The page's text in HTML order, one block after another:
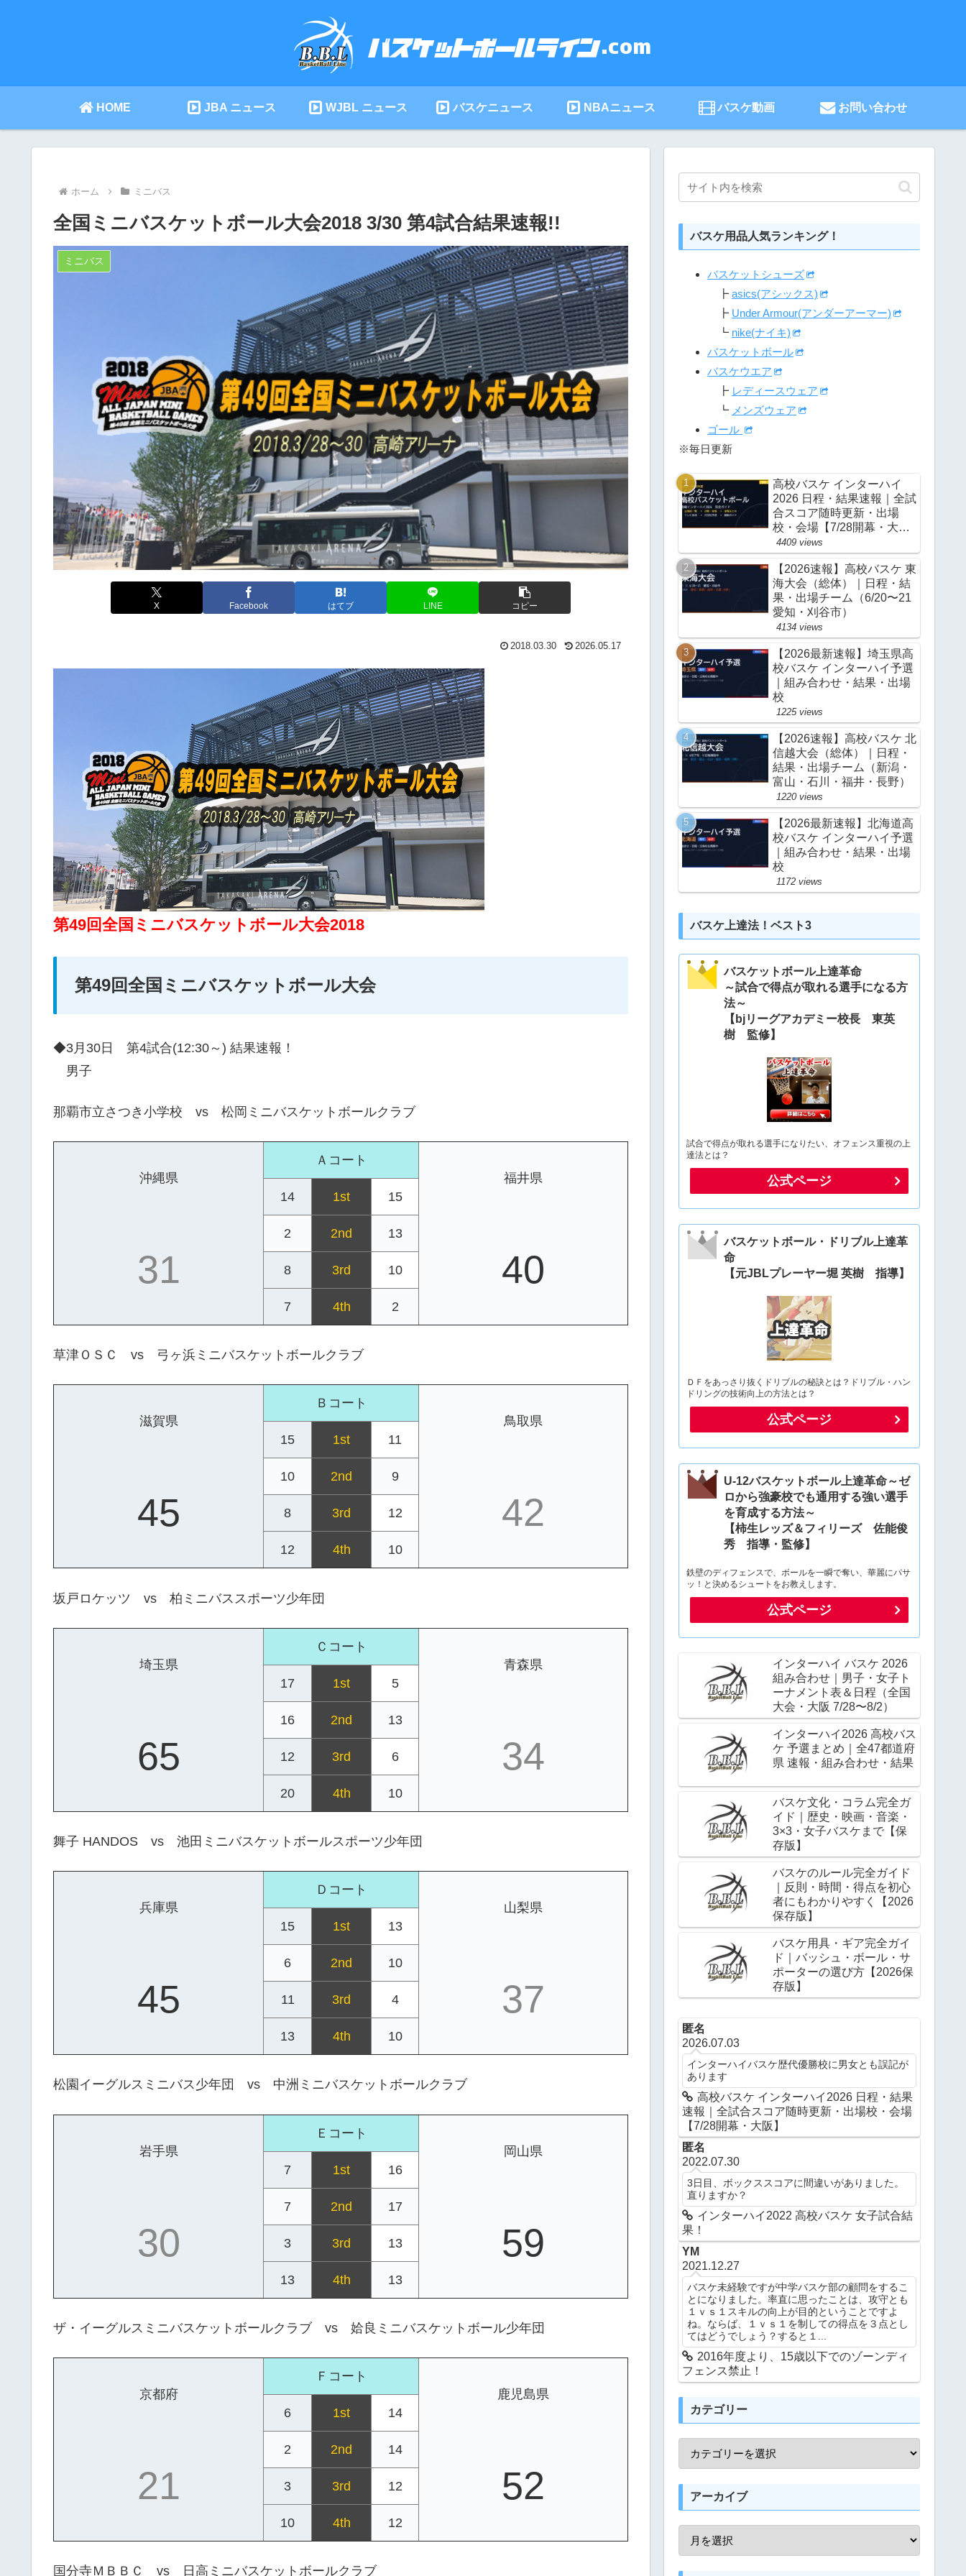
HOME JBA ニュース WJBL ニュース バスケニュース NBAニュース バスケ動画 お問い合わせ
ホーム ミニバス
全国ミニバスケットボール大会2018 3/30 第4試合結果速報!!
ミニバス
X Facebook はてブ LINE コピー
2018.03.30 2026.05.17
第49回全国ミニバスケットボール大会2018
第49回全国ミニバスケットボール大会
◆3月30日 第4試合(12:30～) 結果速報！
男子
那覇市立さつき小学校 vs 松岡ミニバスケットボールクラブ
沖縄県
Ａコート
福井県
14
1st 15
31
2 2nd 13
40
8 3rd 10
7 4th 2
草津ＯＳＣ vs 弓ヶ浜ミニバスケットボールクラブ
滋賀県
Ｂコート
鳥取県
15
1st 11
45
10 2nd 9
42
8 3rd 12
12 4th 10
坂戸ロケッツ vs 柏ミニバススポーツ少年団
埼玉県
Ｃコート
青森県
17
1st 5
65
16 2nd 13
34
12 3rd 6
20 4th 10
舞子 HANDOS vs 池田ミニバスケットボールスポーツ少年団
兵庫県
Ｄコート
山梨県
15
1st 13
45
6 2nd 10
37
11 3rd 4
13 4th 10
松園イーグルスミニバス少年団 vs 中洲ミニバスケットボールクラブ
岩手県
Ｅコート
岡山県
7
1st 16
30
7 2nd 17
59
3 3rd 13
13 4th 13
ザ・イーグルスミニバスケットボールクラブ vs 姶良ミニバスケットボール少年団
京都府
Ｆコート
鹿児島県
6
1st 14
21
2 2nd 14
52
3 3rd 12
10 4th 12
国分寺ＭＢＢＣ vs 日高ミニバスケットボールクラブ
バスケ用品人気ランキング！
バスケットシューズ
┣ asics(アシックス)
┣ Under Armour(アンダーアーマー)
┗ nike(ナイキ)
バスケットボール
バスケウエア
┣ レディースウェア
┗ メンズウェア
ゴール
※毎日更新
高校バスケ インターハイ
2026 日程・結果速報｜全試
合スコア随時更新・出場
校・会場【7/28開幕・大
阪】
4409 views
【2026速報】高校バスケ 東
海大会（総体）｜日程・結
果・出場チーム（6/20〜21
愛知・刈谷市）
4134 views
【2026最新速報】埼玉県高
校バスケ インターハイ予選
｜組み合わせ・結果・出場
校
1225 views
【2026速報】高校バスケ 北
信越大会（総体）｜日程・
結果・出場チーム（新潟・
富山・石川・福井・長野）
1220 views
【2026最新速報】北海道高
校バスケ インターハイ予選
｜組み合わせ・結果・出場
校
1172 views
バスケ上達法！ベスト3
バスケットボール上達革命
～試合で得点が取れる選手になる方
法～
【bjリーグアカデミー校長 東英
樹 監修】
試合で得点が取れる選手になりたい、オフェンス重視の上
達法とは？
公式ページ
バスケットボール・ドリブル上達革
命
【元JBLプレーヤー堀 英樹 指導】
ＤＦをあっさり抜くドリブルの秘訣とは？ドリブル・ハン
ドリングの技術向上の方法とは？
公式ページ
U-12バスケットボール上達革命～ゼ
ロから強豪校でも通用する強い選手
を育成する方法～
【柿生レッズ＆フィリーズ 佐能俊
秀 指導・監修】
鉄壁のディフェンスで、ボールを一瞬で奪い、華麗にパサ
ッ！と決めるシュートをお教えします。
公式ページ
インターハイ バスケ 2026
組み合わせ｜男子・女子ト
ーナメント表＆日程（全国
大会・大阪 7/28〜8/2）
インターハイ2026 高校バス
ケ 予選まとめ｜全47都道府
県 速報・組み合わせ・結果
バスケ文化・コラム完全ガ
イド｜歴史・映画・音楽・
3×3・女子バスケまで【保
存版】
バスケのルール完全ガイド
｜反則・時間・得点を初心
者にもわかりやすく【2026
保存版】
バスケ用具・ギア完全ガイ
ド｜バッシュ・ボール・サ
ポーターの選び方【2026保
存版】
匿名
2026.07.03
インターハイバスケ歴代優勝校に男女とも誤記が
あります
高校バスケ インターハイ2026 日程・結果
速報｜全試合スコア随時更新・出場校・会場
【7/28開幕・大阪】
匿名
2022.07.30
3日目、ボックススコアに間違いがありました。
直りますか？
インターハイ2022 高校バスケ 女子試合結
果！
YM
2021.12.27
バスケ未経験ですが中学バスケ部の顧問をするこ
とになりました。率直に思ったことは、攻守とも
１ｖｓ１スキルの向上が目的ということですよ
ね。ならば、１ｖｓ１を制しての得点を３点とし
てはどうでしょう？すると１...
2016年度より、15歳以下でのゾーンディ
フェンス禁止！
カテゴリー
アーカイブ